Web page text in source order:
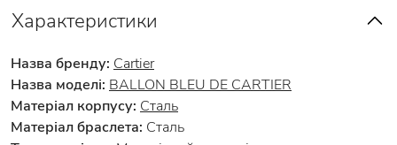
Характеристики
Назва бренду: Cartier
Назва моделі: BALLON BLEU DE CARTIER
Матеріал корпусу: Сталь
Матеріал браслета: Сталь